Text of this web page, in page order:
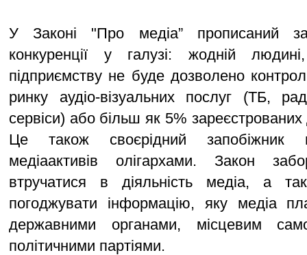
У Законі "Про медіа” прописаний
конкуренції у галузі: жодній
підприємству не буде дозволено
ринку аудіо-візуальних послуг (ТБ,
сервіси) або більш як 5%
Це також своєрідний запобіжник
медіаактивів олігархами. Закон
втручатися в діяльність медіа, а
погоджувати інформацію, яку медіа
державними органами, місцевим
політичними партіями.